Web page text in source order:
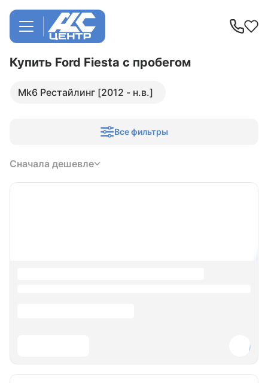
Купить Ford Fiesta с пробегом
Mk6 Рестайлинг [2012 - н.в.]
Все фильтры
Сначала дешевле